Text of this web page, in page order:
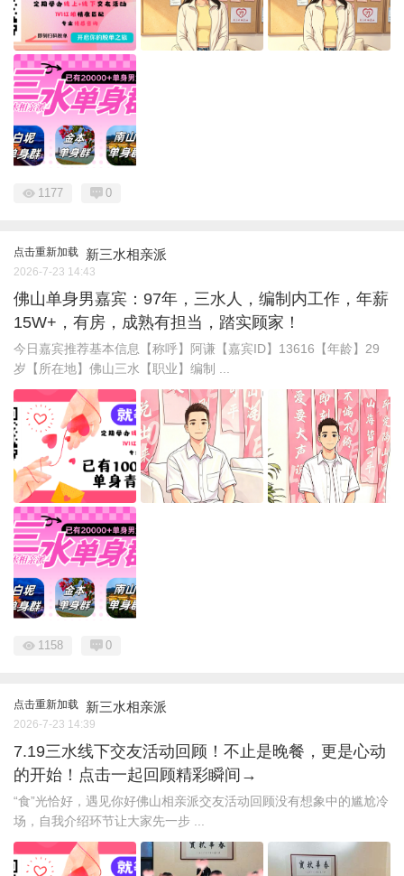
1177 0
点击重新加载 新三水相亲派
2026-7-23 14:43
佛山单身男嘉宾：97年，三水人，编制内工作，年薪
15W+，有房，成熟有担当，踏实顾家！
今日嘉宾推荐基本信息【称呼】阿谦【嘉宾ID】13616【年龄】29
岁【所在地】佛山三水【职业】编制 ...
1158 0
点击重新加载 新三水相亲派
2026-7-23 14:39
7.19三水线下交友活动回顾！不止是晚餐，更是心动
的开始！点击一起回顾精彩瞬间→
“食”光恰好，遇见你好佛山相亲派交友活动回顾没有想象中的尴尬冷
场，自我介绍环节让大家先一步 ...